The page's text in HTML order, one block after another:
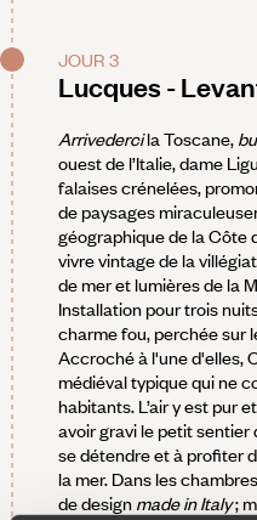
JOUR 3
Lucques -
Arrivedercila Toscane,
ouest de l’Italie, dame
falaises crénelées,
de paysages
géographique de la Côte
vivre vintage de la
de mer et lumières de la
Installation pour trois
charme fou, perchée sur
Accroché à l'une d'elles,
médiéval typique qui ne
habitants. L’air y est pur
avoir gravi le petit sentier
se détendre et à profiter
la mer. Dans les
de design made in Italy;